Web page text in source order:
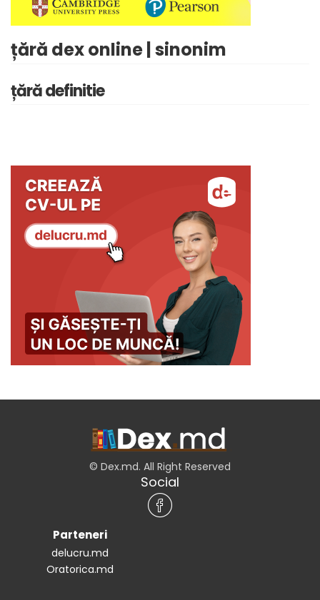
țără dex online | sinonim
țără definitie
© Dex.md. All Right Reserved
Social
Parteneri
delucru.md
Oratorica.md